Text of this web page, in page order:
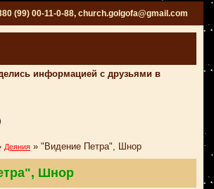
(99) 00-11-0-88, church.golgofa@gmail.com
информацией с друзьями в
Деяния » "Видение Петра", Шнор
Шнор